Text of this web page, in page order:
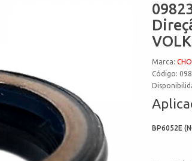
Marca:CHO
Código:
BP6052E